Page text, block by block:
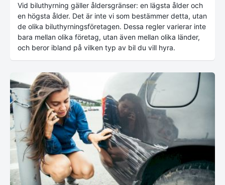
Vid biluthyrning gäller åldersgränser: en lägsta ålder och
en högsta ålder. Det är inte vi som bestämmer detta, utan
de olika biluthyrningsföretagen. Dessa regler varierar inte
bara mellan olika företag, utan även mellan olika länder,
och beror ibland på vilken typ av bil du vill hyra.